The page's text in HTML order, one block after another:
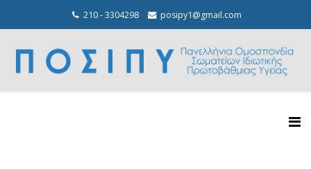
210 - 3304298 posipy1@gmail.com